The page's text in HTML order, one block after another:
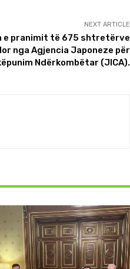
NEXT ARTICLE
e pranimit të 675 shtretërve
nga Agjencia Japoneze për
Ndërkombëtar (JICA).